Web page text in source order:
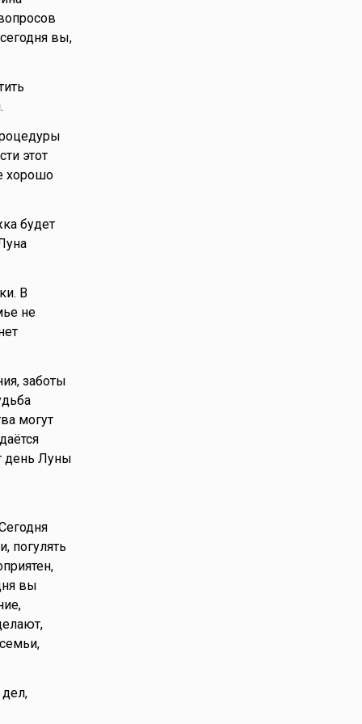
вы,
этот
хорошо
будет
В
не
заботы
могут
день Луны
погулять
вы